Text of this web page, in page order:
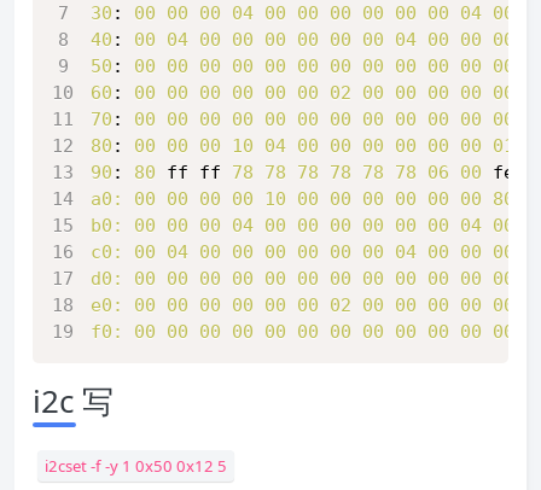
30 : 00 00 00 04 00 00 00 00 00 00 04 00
40 : 00 04 00 00 00 00 00 00 04 00 00 00
50 : 00 00 00 00 00 00 00 00 00 00 00 00
60 : 00 00 00 00 00 00 02 00 00 00 00 00
70 : 00 00 00 00 00 00 00 00 00 00 00 00
80 : 00 00 00 10 04 00 00 00 00 00 00 01
90 : 80 ff ff 78 78 78 78 78 78 06 00 fe
a0:
00 00 00 00 10 00 00 00 00 00 00 80
b0:
00 00 00 04 00 00 00 00 00 00 04 00
c0:
00 04 00 00 00 00 00 00 04 00 00 00
d0:
00 00 00 00 00 00 00 00 00 00 00 00
e0:
00 00 00 00 00 00 02 00 00 00 00 00
f0:
00 00 00 00 00 00 00 00 00 00 00 00
i2c 写
i2cset -f -y 1 0x50 0x12 5